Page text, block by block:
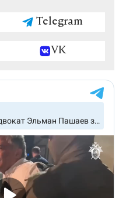
Telegram
VK